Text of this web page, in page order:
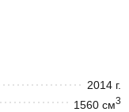
2014 г.
1560 cм3